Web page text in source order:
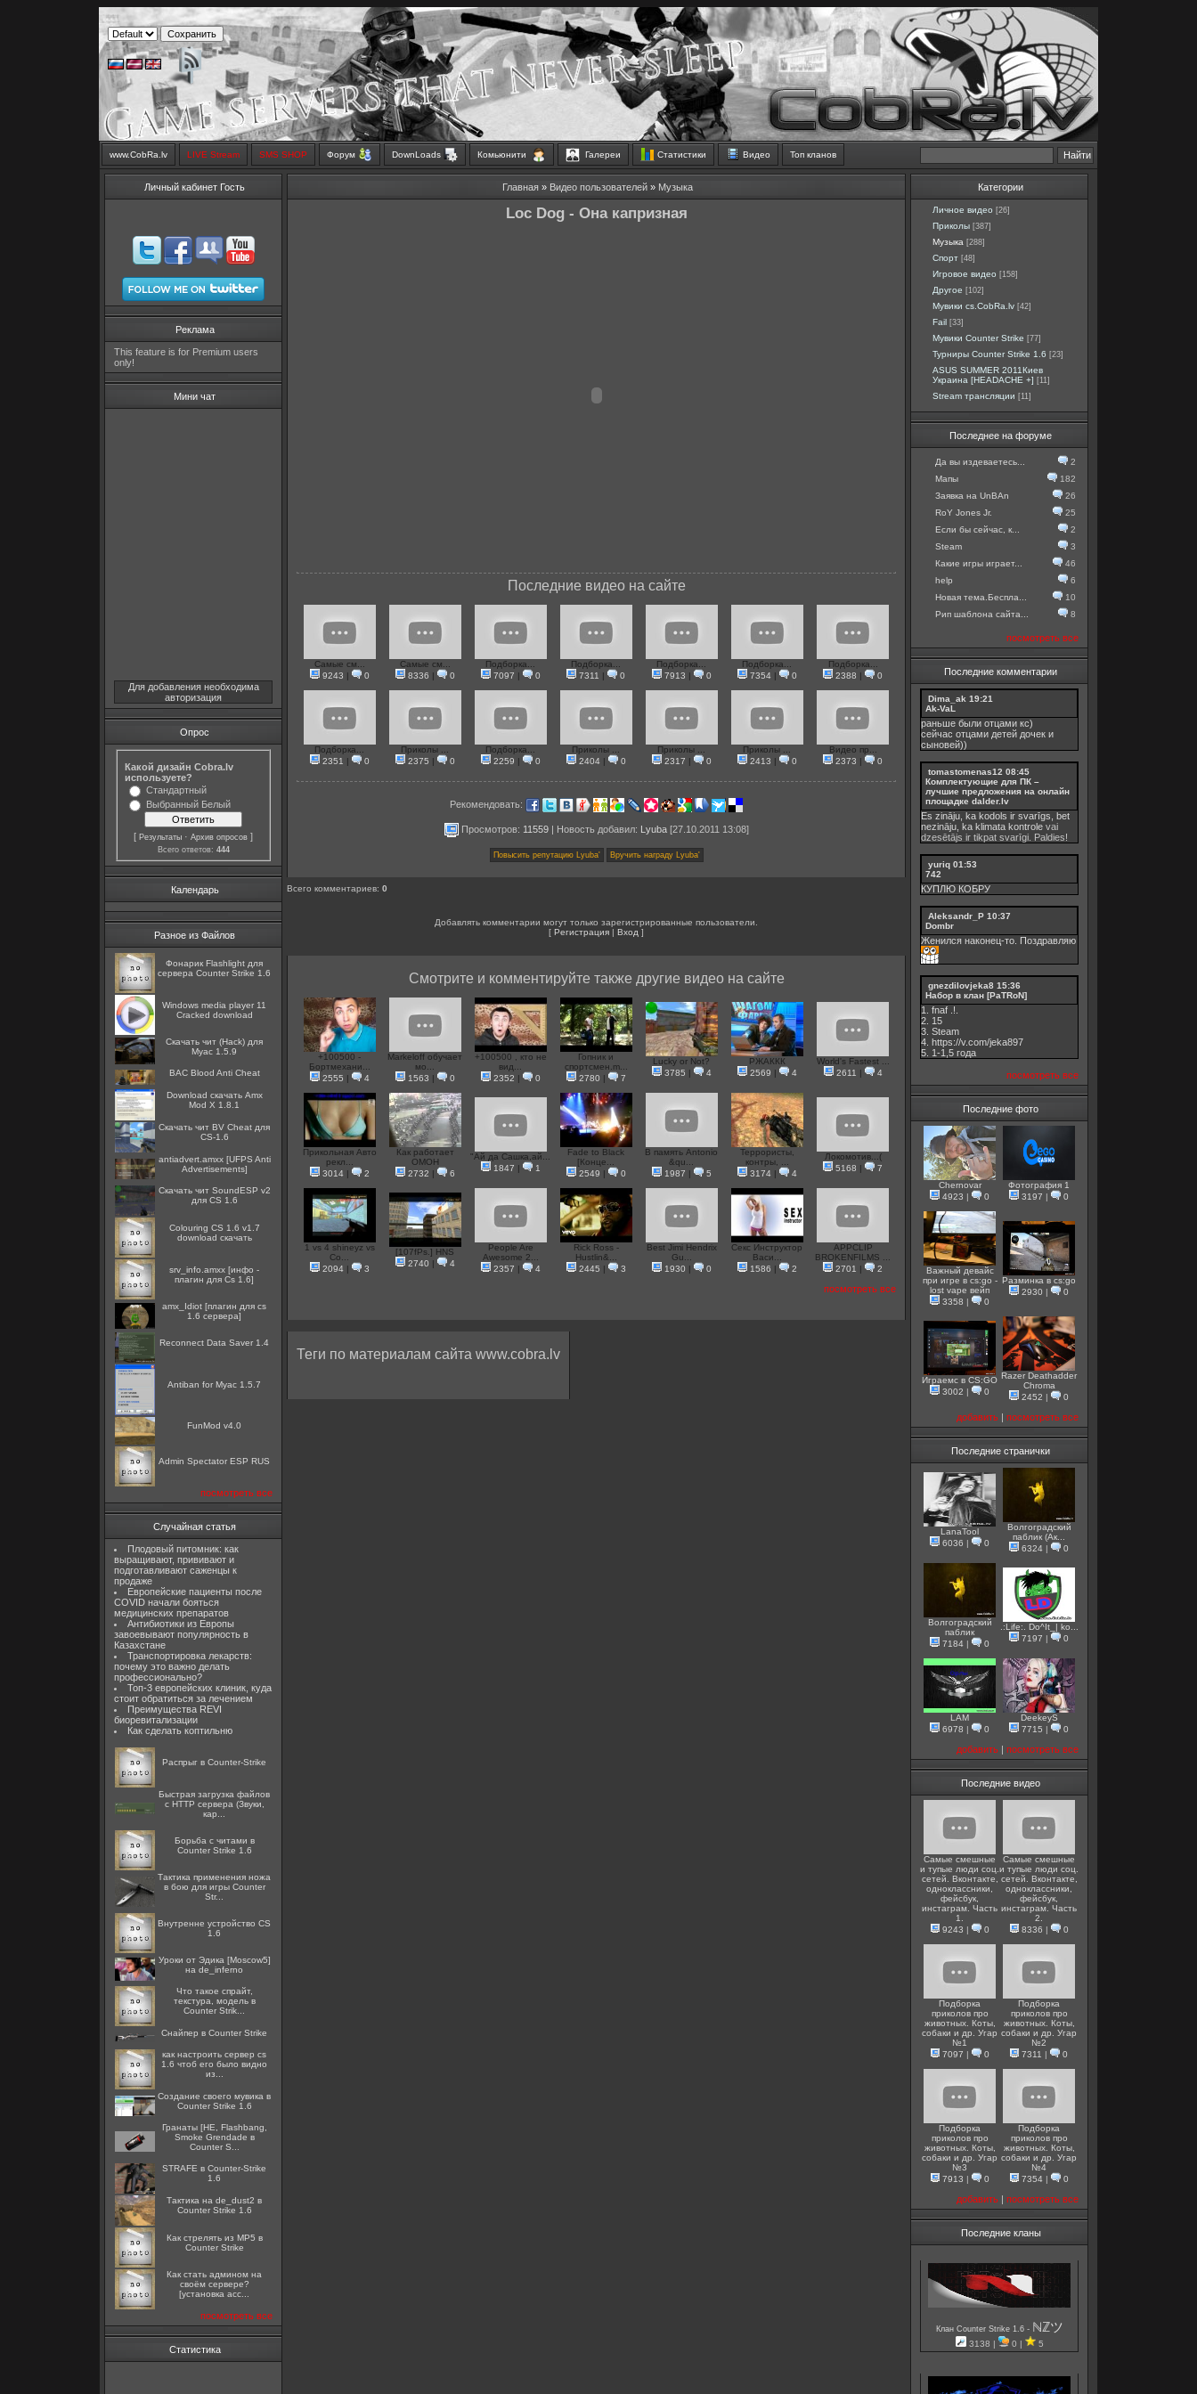
www.CobRa.lv LIVE Stream SMS SHOP Форум DownLoads Комьюнити Галереи Статистики Видео Топ кланов
Личный кабинет Гость
Реклама
This feature is for Premium users
only!
Мини чат
Для добавления необходима
авторизация
Опрос
Какой дизайн Cobra.lv
используете?
Стандартный
Выбранный Белый
[ Результаты · Архив опросов ]
Всего ответов: 444
Календарь
Разное из Файлов
Фонарик Flashlight для
сервера Counter Strike 1.6
Windows media player 11
Cracked download
Скачать чит (Hack) для
Myac 1.5.9
BAC Blood Anti Cheat
Download скачать Amx
Mod X 1.8.1
Скачать чит BV Cheat для
CS-1.6
antiadvert.amxx [UFPS Anti
Advertisements]
Скачать чит SoundESP v2
для CS 1.6
Colouring CS 1.6 v1.7
download скачать
srv_info.amxx [инфо -
плагин для Cs 1.6]
amx_Idiot [плагин для cs
1.6 сервера]
Reconnect Data Saver 1.4
Antiban for Myac 1.5.7
FunMod v4.0
Admin Spectator ESP RUS
посмотреть все
Случайная статья
Плодовый питомник: как
выращивают, прививают и
подготавливают саженцы к
продаже
Европейские пациенты после
COVID начали бояться
медицинских препаратов
Антибиотики из Европы
завоевывают популярность в
Казахстане
Транспортировка лекарств:
почему это важно делать
профессионально?
Топ-3 европейских клиник, куда
стоит обратиться за лечением
Преимущества REVI
биоревитализации
Как сделать коптильню
Распрыг в Counter-Strike
Быстрая загрузка файлов
с HTTP сервера (Звуки,
кар...
Борьба с читами в
Counter Strike 1.6
Тактика применения ножа
в бою для игры Counter
Str...
Внутренне устройство CS
1.6
Уроки от Эдика [Moscow5]
на de_inferno
Что такое спрайт,
текстура, модель в
Counter Strik...
Снайпер в Counter Strike
как настроить сервер cs
1.6 чтоб его было видно
из...
Создание своего мувика в
Counter Strike 1.6
Гранаты [HE, Flashbang,
Smoke Grendade в
Counter S...
STRAFE в Counter-Strike
1.6
Тактика на de_dust2 в
Counter Strike 1.6
Как стрелять из MP5 в
Counter Strike
Как стать админом на
своём сервере?
[установка acc...
посмотреть все
Статистика
Главная » Видео пользователей » Музыка
Loc Dog - Она капризная
Последние видео на сайте
Самые см...
9243 | 0
Самые см...
8336 | 0
Подборка...
7097 | 0
Подборка...
7311 | 0
Подборка...
7913 | 0
Подборка...
7354| 0
Подборка...
2388 | 0
Подборка...
2351 | 0
Приколы ...
2375 | 0
Подборка...
2259 | 0
Приколы ...
2404| 0
Приколы ...
2317 | 0
Приколы ...
2413 | 0
Видео пр...
2373 | 0
Рекомендовать:
Просмотров: 11559| Новость добавил: Lyuba[27.10.2011 13:08]
Всего комментариев: 0
Добавлять комментарии могут только зарегистрированные пользователи.
[ Регистрация | Вход ]
Смотрите и комментируйте также другие видео на сайте
+100500 -
Бортмехани...
2555 | 4
Markeloff обучает
мо...
1563 | 0
+100500 , кто не
вид...
2352 | 0
Гопник и
спортсмен.m...
2780 | 7
Lucky or Not?
3785 | 4
РЖАККК
2569 | 4
World's Fastest ...
2611 | 4
Прикольная Авто
рекл...
3014| 2
Как работает
ОМОН
2732 | 6
"Ай да Сашка,ай...
1847 | 1
Fade to Black
[Конце...
2549 | 0
В память Antonio
&qu...
1987 | 5
Террористы,
контры, ...
3174| 4
Локомотив...(
5168 | 7
1 vs 4 shineyz vs
Co...
2094| 3
[107fPs.] HNS
2740 | 4
People Are
Awesome 2...
2357 | 4
Rick Ross -
Hustlin&...
2445 | 3
Best Jimi Hendrix
Gu...
1930 | 0
Секс Инструктор
Васи...
1586 | 2
APPCLIP
BROKENFILMS ...
2701 | 2
посмотреть все
Теги по материалам сайта www.cobra.lv
Категории
Личное видео [26]
Приколы [387]
Музыка [288]
Спорт [48]
Игровое видео [158]
Другое [102]
Мувики cs.CobRa.lv [42]
Fail [33]
Мувики Counter Strike [77]
Турниры Counter Strike 1.6 [23]
ASUS SUMMER 2011Киев
Украина [HEADACHE +] [11]
Stream трансляции [11]
Последнее на форуме
Да вы издеваетесь...
2
Мапы
182
Заявка на UnBAn
26
RoY Jones Jr.
25
Если бы сейчас, к...
2
Steam
3
Какие игры играет...
46
help
6
Новая тема.Беспла...
10
Рип шаблона сайта...
8
посмотреть все
Последние комментарии
Dima_ak 19:21
Ak-VaL
раньше были отцами кс)
сейчас отцами детей дочек и
сыновей))
tomastomenas12 08:45
Комплектующие для ПК –
лучшие предложения на онлайн
площадке dalder.lv
Es zināju, ka kodols ir svarīgs, bet
nezināju, ka klimata kontrole vai
dzesētājs ir tikpat svarīgi. Paldies!
yuriq 01:53
742
КУПЛЮ КОБРУ
Aleksandr_P 10:37
Dombr
Женился наконец-то. Поздравляю
gnezdilovjeka8 15:36
Набор в клан [PaTRoN]
1. fnaf .!.
2. 15
3. Steam
4. https://v.com/jeka897
5. 1-1,5 годa
посмотреть все
Последние фото
Chernovar
4923 | 0
Фотография 1
3197 | 0
Важный девайс
при игре в cs:go -
lost vape вейп
3358 | 0
Разминка в cs:go
2930 | 0
Играемс в CS:GO
3002 | 0
Razer Deathadder
Chroma
2452 | 0
добавить | посмотреть все
Последние странички
LanaTool
6036 | 0
Волгоградский
паблик (Ак...
6324 | 0
Волгоградский
паблик
7184 | 0
.:Life:. Do^It_| ko...
7197 | 0
LAM
6978 | 0
DeekeyS
7715 | 0
добавить | посмотреть все
Последние видео
Самые смешные
и тупые люди соц.
сетей. Вконтакте,
одноклассники,
фейсбук,
инстаграм. Часть
1.
9243 | 0
Самые смешные
и тупые люди соц.
сетей. Вконтакте,
одноклассники,
фейсбук,
инстаграм. Часть
2.
8336 | 0
Подборка
приколов про
животных. Коты,
собаки и др. Угар
№1
7097 | 0
Подборка
приколов про
животных. Коты,
собаки и др. Угар
№2
7311 | 0
Подборка
приколов про
животных. Коты,
собаки и др. Угар
№3
7913 | 0
Подборка
приколов про
животных. Коты,
собаки и др. Угар
№4
7354| 0
добавить | посмотреть все
Последние кланы
Клан Counter Strike 1.6 - ℕℤツ
3138 | 0 | 5